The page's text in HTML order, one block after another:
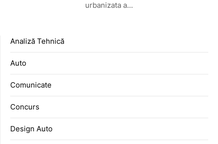
urbanizata a…
Analiză Tehnică
Auto
Comunicate
Concurs
Design Auto